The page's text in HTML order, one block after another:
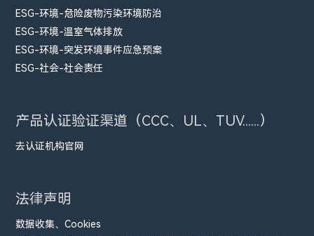
ESG-环境-危险废物污染环境防治
ESG-环境-温室气体排放
ESG-环境-突发环境事件应急预案
ESG-社会-社会责任
产品认证验证渠道（CCC、UL、TUV......）
去认证机构官网
法律声明
数据收集、Cookies